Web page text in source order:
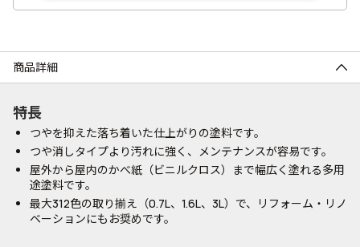
商品詳細
特長
つやを抑えた落ち着いた仕上がりの塗料です。
つや消しタイプより汚れに強く、メンテナンスが容易です。
屋外から屋内のかべ紙（ビニルクロス）まで幅広く塗れる多用
途塗料です。
最大312色の取り揃え（0.7L、1.6L、3L）で、リフォーム・リノ
ベーションにもお奨めです。